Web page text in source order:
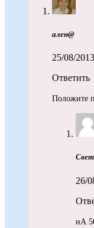
ален@
25/08/
Ответить
Положите
26/
нА